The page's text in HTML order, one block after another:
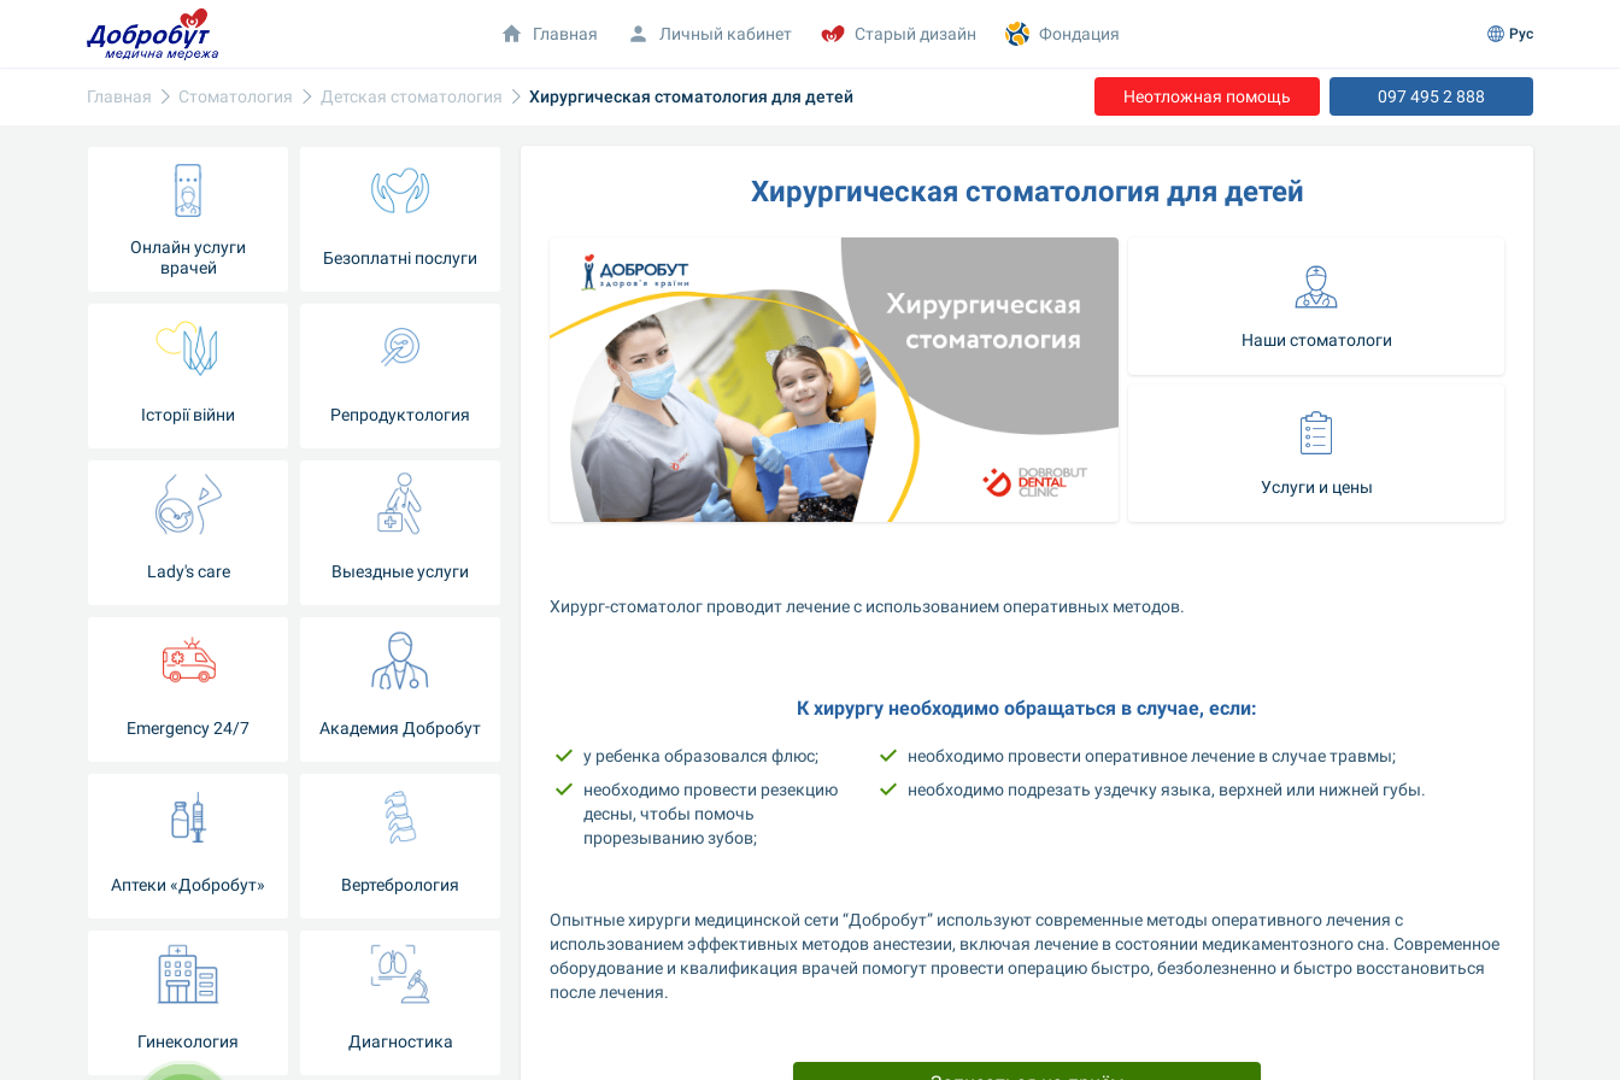
Главная Стоматология Детская стоматология Хирургическая стоматология для детей Неотложная помощь 097 495 2 888
Онлайн услуги
врачей
Безоплатні послуги
Iсторії війни Репродуктология
Lady's care Выездные услуги
Emergency 24/7 Академия Добробут
Аптеки «Добробут» Вертебрология
Гинекология Диагностика
Хирургическая стоматология для детей
Наши стоматологи
Услуги и цены
Хирург-стоматолог проводит лечение с использованием оперативных методов.
К хирургу необходимо обращаться в случае, если:
у ребенка образовался флюс;
необходимо провести резекцию
десны, чтобы помочь
прорезыванию зубов;
необходимо провести оперативное лечение в случае травмы;
необходимо подрезать уздечку языка, верхней или нижней губы.
Опытные хирурги медицинской сети “Добробут” используют современные методы оперативного лечения с
использованием эффективных методов анестезии, включая лечение в состоянии медикаментозного сна. Современное
оборудование и квалификация врачей помогут провести операцию быстро, безболезненно и быстро восстановиться
после лечения.
Главная Личный кабинет Старый дизайн Фондация Рус